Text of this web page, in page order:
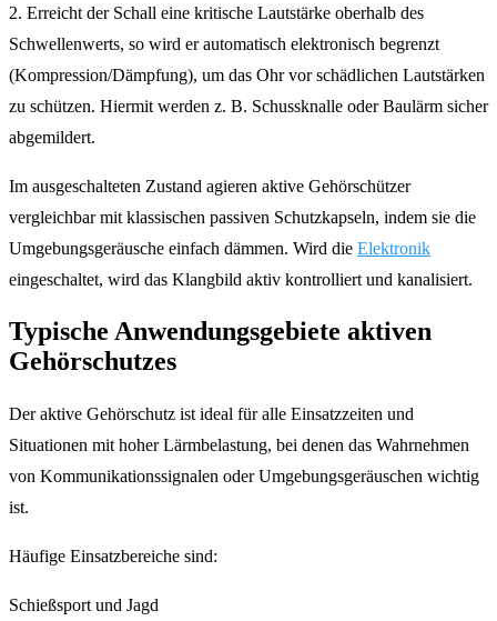
2. Erreicht der Schall eine kritische Lautstärke oberhalb des
Schwellenwerts, so wird er automatisch elektronisch begrenzt
(Kompression/Dämpfung), um das Ohr vor schädlichen Lautstärken
zu schützen. Hiermit werden z. B. Schussknalle oder Baulärm sicher
abgemildert.
Im ausgeschalteten Zustand agieren aktive Gehörschützer
vergleichbar mit klassischen passiven Schutzkapseln, indem sie die
Umgebungsgeräusche einfach dämmen. Wird die Elektronik
eingeschaltet, wird das Klangbild aktiv kontrolliert und kanalisiert.
Typische Anwendungsgebiete aktiven
Gehörschutzes
Der aktive Gehörschutz ist ideal für alle Einsatzzeiten und
Situationen mit hoher Lärmbelastung, bei denen das Wahrnehmen
von Kommunikationssignalen oder Umgebungsgeräuschen wichtig
ist.
Häufige Einsatzbereiche sind:
Schießsport und Jagd